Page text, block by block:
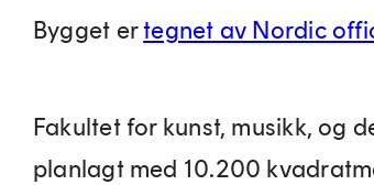
Bygget ertegnet av Nordic
Fakultet for kunst, musikk, og
planlagt med 10.200